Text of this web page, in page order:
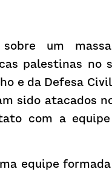
um
palestinas no
e da Defesa
sido atacados
com a
equipe